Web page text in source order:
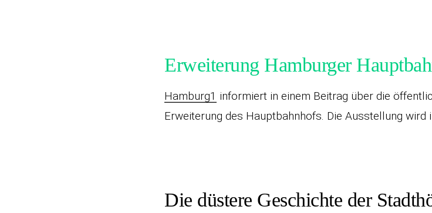
Erweiterung Hamburger
Hamburg1 informiert in einem Beitrag über die
Erweiterung des Hauptbahnhofs. Die Ausstellung wird
Die düstere Geschichte der